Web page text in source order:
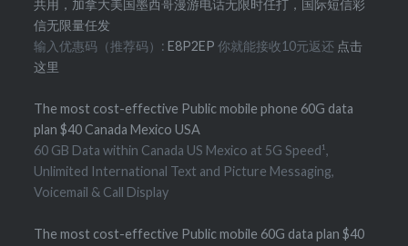
共用，加拿大美国墨西哥漫游电话无限时任打，国际短信彩
信无限量任发
输入优惠码（推荐码）:E8P2EP你就能接收10元返还 点击
这里
The most cost-effective Public mobile phone 60G data
plan $40 Canada Mexico USA
60 GB Data within Canada US Mexico at 5G Speed¹,
Unlimited International Text and Picture Messaging,
Voicemail & Call Display
The most cost-effective Public mobile 60G data plan $40